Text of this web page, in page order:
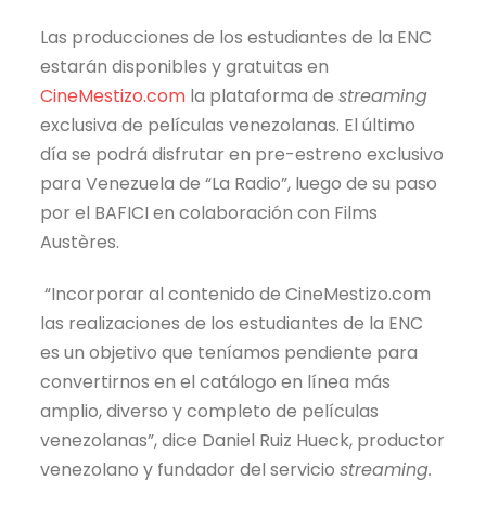
Las producciones de los estudiantes de la ENC
estarán disponibles y gratuitas en
CineMestizo.com la plataforma destreaming
exclusiva de películas venezolanas. El último
día se podrá disfrutar en pre-estreno exclusivo
para Venezuela de “La Radio”, luego de su paso
por el BAFICI en colaboración con Films
Austères.
“Incorporar al contenido de CineMestizo.com
las realizaciones de los estudiantes de la ENC
es un objetivo que teníamos pendiente para
convertirnos en el catálogo en línea más
amplio, diverso y completo de películas
venezolanas”, dice Daniel Ruiz Hueck, productor
venezolano y fundador del serviciostreaming.